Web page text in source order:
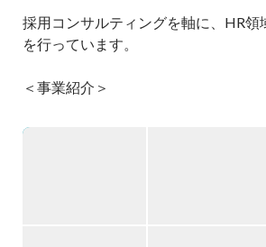
採用コンサルティングを軸に、HR領
を行っています。
＜事業紹介＞
採用戦略設計や候補者体験向上を通